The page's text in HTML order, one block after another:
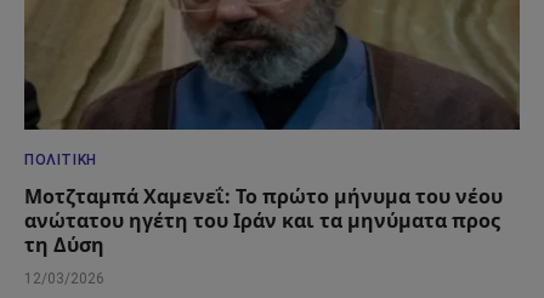
ΠΟΛΙΤΙΚΉ
Μοτζταμπά Χαμενεΐ: Το πρώτο μήνυμα του νέου
ανώτατου ηγέτη του Ιράν και τα μηνύματα προς
τη Δύση
12/03/2026